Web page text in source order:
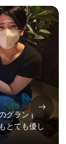
グランドス
とても優し